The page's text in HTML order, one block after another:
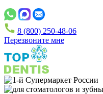
8 (800) 250-48-06
Перезвоните мне